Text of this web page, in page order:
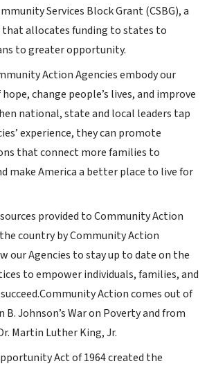
Services Block Grant (CSBG), a
allocates funding to states to
to greater opportunity.
Action Agencies embody our
change people’s lives, and improve
national, state and local leaders tap
experience, they can promote
that connect more families to
make America a better place to live for
provided to Community Action
country by Community Action
our Agencies to stay up to date on the
to empower individuals, families, and
Action comes out of
B. Johnson’s War on Poverty and from
Martin Luther King, Jr.
Act of 1964 created the